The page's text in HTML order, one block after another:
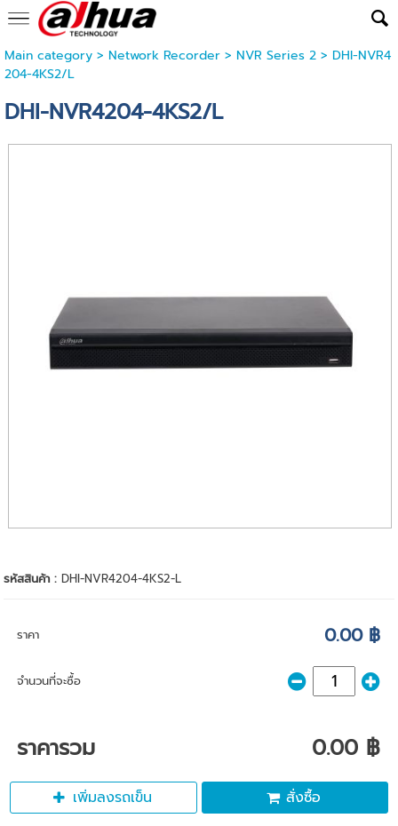
Main category> Network Recorder> NVR Series 2> DHI-NVR4
204-4KS2/L
DHI-NVR4204-4KS2/L
รหัสสินค้า :DHI-NVR4204-4KS2-L
ราคา 0.00 ฿
จำนวนที่จะซื้อ
ราคารวม 0.00 ฿
เพิ่มลงรถเข็น สั่งซื้อ